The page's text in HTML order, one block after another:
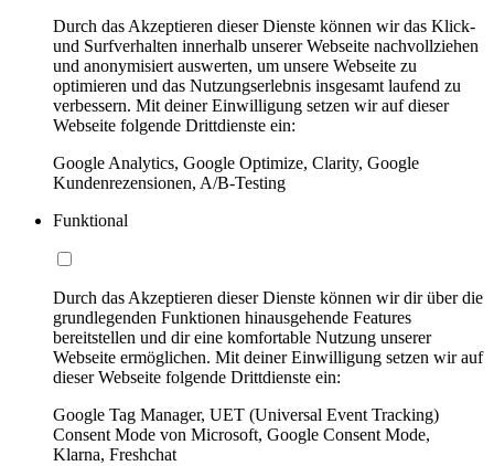
Durch das Akzeptieren dieser Dienste können wir das Klick-
und Surfverhalten innerhalb unserer Webseite nachvollziehen
und anonymisiert auswerten, um unsere Webseite zu
optimieren und das Nutzungserlebnis insgesamt laufend zu
verbessern. Mit deiner Einwilligung setzen wir auf dieser
Webseite folgende Drittdienste ein:
Google Analytics, Google Optimize, Clarity, Google
Kundenrezensionen, A/B-Testing
Funktional
Durch das Akzeptieren dieser Dienste können wir dir über die
grundlegenden Funktionen hinausgehende Features
bereitstellen und dir eine komfortable Nutzung unserer
Webseite ermöglichen. Mit deiner Einwilligung setzen wir auf
dieser Webseite folgende Drittdienste ein:
Google Tag Manager, UET (Universal Event Tracking)
Consent Mode von Microsoft, Google Consent Mode,
Klarna, Freshchat